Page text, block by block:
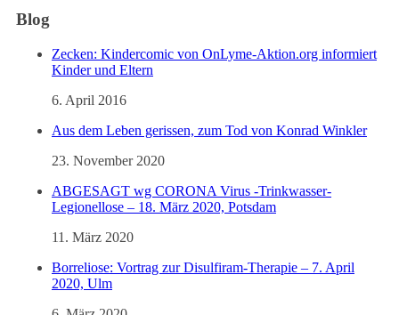
Blog
Zecken: Kindercomic von OnLyme-Aktion.org informiert
Kinder und Eltern
6. April 2016
Aus dem Leben gerissen, zum Tod von Konrad Winkler
23. November 2020
ABGESAGT wg CORONA Virus -Trinkwasser-
Legionellose – 18. März 2020, Potsdam
11. März 2020
Borreliose: Vortrag zur Disulfiram-Therapie – 7. April
2020, Ulm